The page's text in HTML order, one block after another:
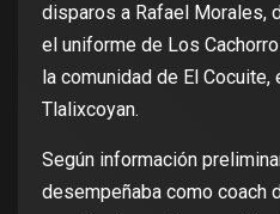
disparos a Rafael Morales,
el uniforme de Los
la comunidad de El
Tlalixcoyan.
Según información
desempeñaba como coach